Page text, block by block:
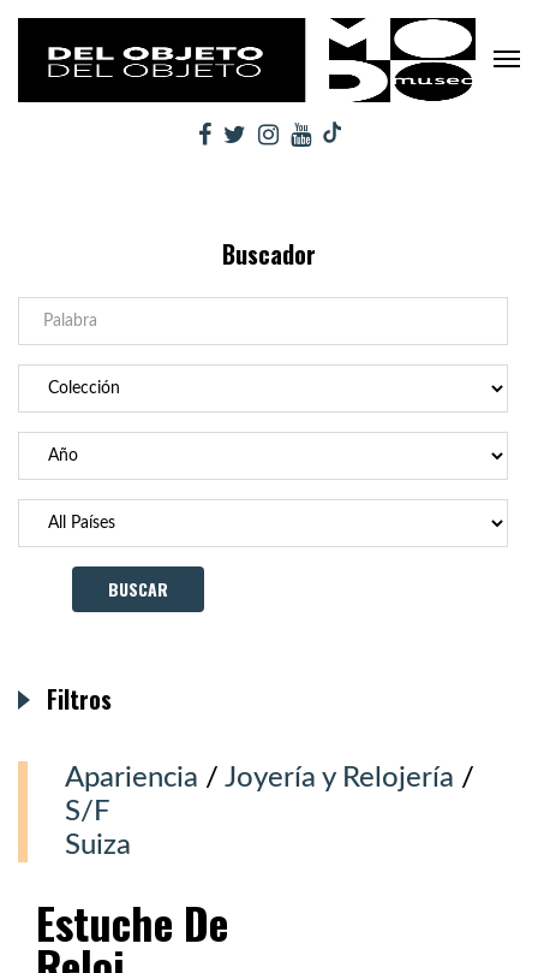
Buscador
Apariencia / Joyería y Relojería /
S/F
Suiza
Estuche De
Filtros